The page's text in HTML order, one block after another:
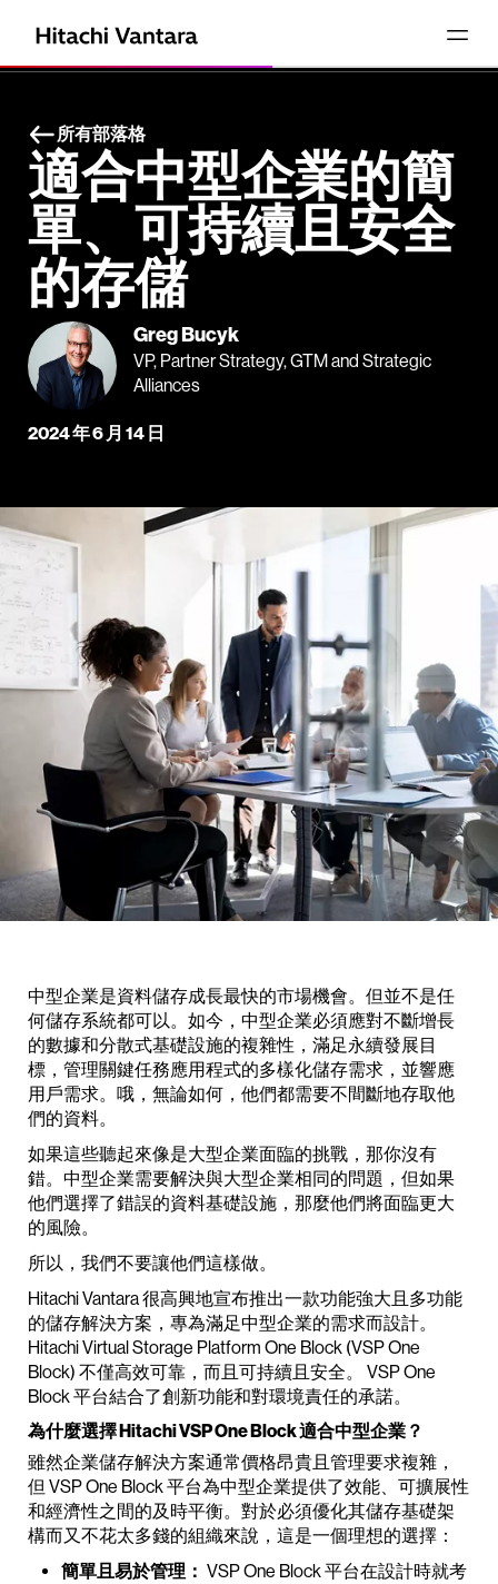
所有部落格
適合中型企業的簡
單、可持續且安全
的存儲
Greg Bucyk
VP, Partner Strategy, GTM and Strategic
Alliances
2024 年 6 月 14 日
中型企業是資料儲存成長最快的市場機會。但並不是任
何儲存系統都可以。如今，中型企業必須應對不斷增長
的數據和分散式基礎設施的複雜性，滿足永續發展目
標，管理關鍵任務應用程式的多樣化儲存需求，並響應
用戶需求。哦，無論如何，他們都需要不間斷地存取他
們的資料。
如果這些聽起來像是大型企業面臨的挑戰，那你沒有
錯。中型企業需要解決與大型企業相同的問題，但如果
他們選擇了錯誤的資料基礎設施，那麼他們將面臨更大
的風險。
所以，我們不要讓他們這樣做。
Hitachi Vantara 很高興地宣布推出一款功能強大且多功能
的儲存解決方案，專為滿足中型企業的需求而設計。
Hitachi Virtual Storage Platform One Block (VSP One
Block) 不僅高效可靠，而且可持續且安全。 VSP One
Block 平台結合了創新功能和對環境責任的承諾。
為什麼選擇 Hitachi VSP One Block 適合中型企業？
雖然企業儲存解決方案通常價格昂貴且管理要求複雜，
但 VSP One Block 平台為中型企業提供了效能、可擴展性
和經濟性之間的及時平衡。對於必須優化其儲存基礎架
構而又不花太多錢的組織來說，這是一個理想的選擇：
簡單且易於管理： VSP One Block 平台在設計時就考